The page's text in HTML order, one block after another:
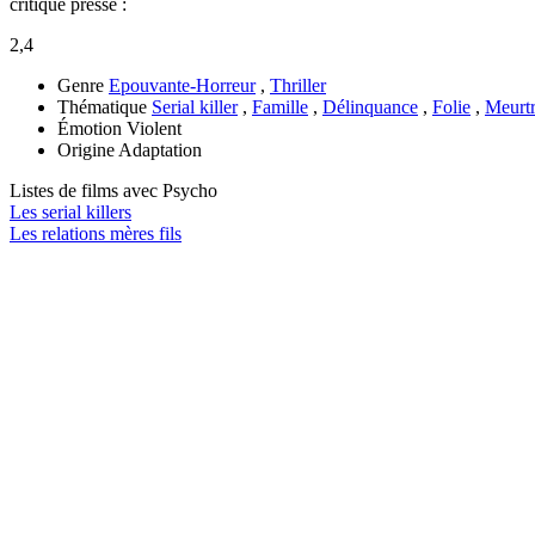
2,4
Genre Epouvante-Horreur, Thriller
Thématique Serial killer, Famille , Délinquance , Folie ,
Émotion Violent
Origine Adaptation
Listes de films avec Psycho
Les serial killers
Les relations mères fils